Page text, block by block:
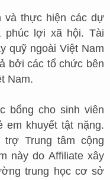
và thực hiện các dự
phúc lợi xã hội. Tài
quỹ ngoài Việt Nam
bởi các tổ chức bên
Nam.
bổng cho sinh viên
khuyết tật nặng.
Trung tâm cộng
này do Affiliate xây
trung học cơ sở